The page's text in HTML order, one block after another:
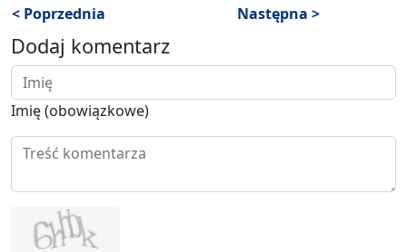
< Poprzednia Następna >
Dodaj komentarz
Imię (obowiązkowe)